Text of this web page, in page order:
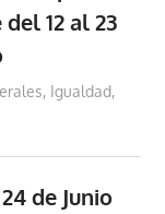
12 al 23
, Igualdad,
de Junio